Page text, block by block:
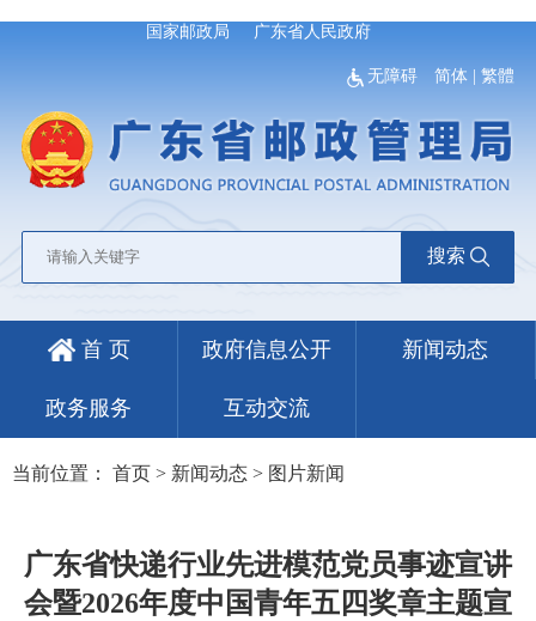
国家邮政局 广东省人民政府
无障碍 简体 |繁體
搜索
首 页 政府信息公开 新闻动态
政务服务 互动交流
当前位置： 首页 > 新闻动态 > 图片新闻
广东省快递行业先进模范党员事迹宣讲
会暨2026年度中国青年五四奖章主题宣